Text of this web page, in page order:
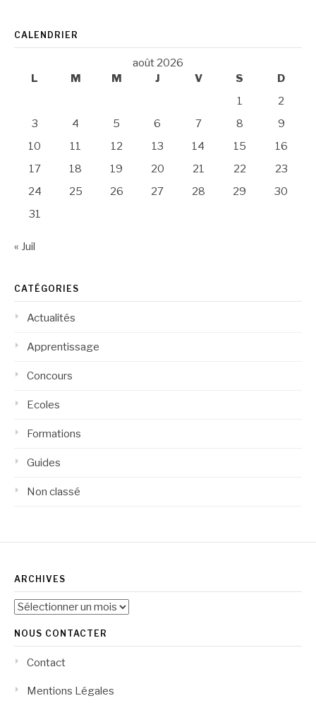
CALENDRIER
août 2026
L
M M J V S
D
1
2
3
4 5 6 7 8
9
10
11 12 13 14 15
16
17
18 19 20 21 22
23
24
25 26 27 28 29
30
31
« Juil
CATÉGORIES
Actualités
Apprentissage
Concours
Ecoles
Formations
Guides
Non classé
ARCHIVES
Archives
NOUS CONTACTER
Contact
Mentions Légales